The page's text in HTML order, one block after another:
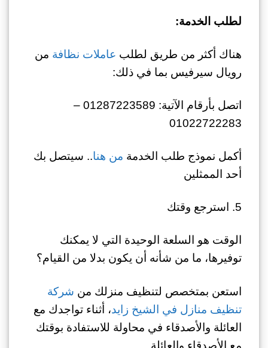
لطلب الخدمة:
هناك أكثر من طريق لطلب عاملات نظافة من
رويال سيرفيس بما في ذلك:
اتصل بأرقام الآتية: 01287223589 –
01022722283
أكمل نموذج طلب الخدمة من هنا.. سيتصل بك
أحد الممثلين
5. استرجع وقتك
الوقت هو السلعة الوحيدة التي لا يمكنك
توفيرها، ما من شأنه أن يكون بدلا من القيام؟
استعن بمتخصص لتنظيف منزلك من شركة
تنظيف منازل في الشيخ زايد، أثناء تواجدك مع
العائلة والأصدقاء في محاولة للاستفادة بوقتك
مع الأصدقاء والعائلة.